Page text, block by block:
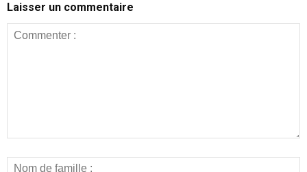
Laisser un commentaire